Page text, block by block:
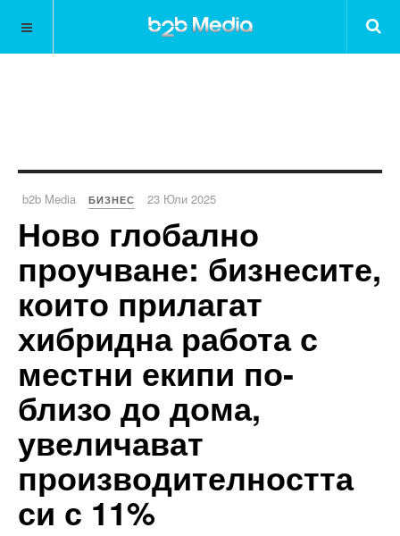
b2b Media БИЗНЕС 23 Юли 2025
Ново глобално
проучване: бизнесите,
които прилагат
хибридна работа с
местни екипи по-
близо до дома,
увеличават
производителността
си с 11%